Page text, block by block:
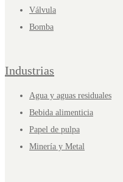
Válvula
Bomba
Industrias
Agua y aguas residuales
Bebida alimenticia
Papel de pulpa
Minería y Metal